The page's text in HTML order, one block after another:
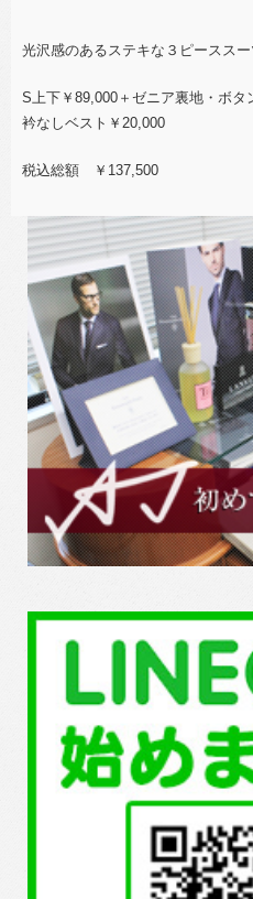
光沢感のあるステキな３ピーススー
S上下￥89,000＋ゼニア裏地・ボタ
衿なしベスト￥20,000
税込総額 ￥137,500